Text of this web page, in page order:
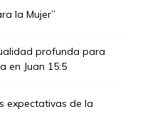
la Mujer”
profunda para
en Juan 15:5
expectativas de la